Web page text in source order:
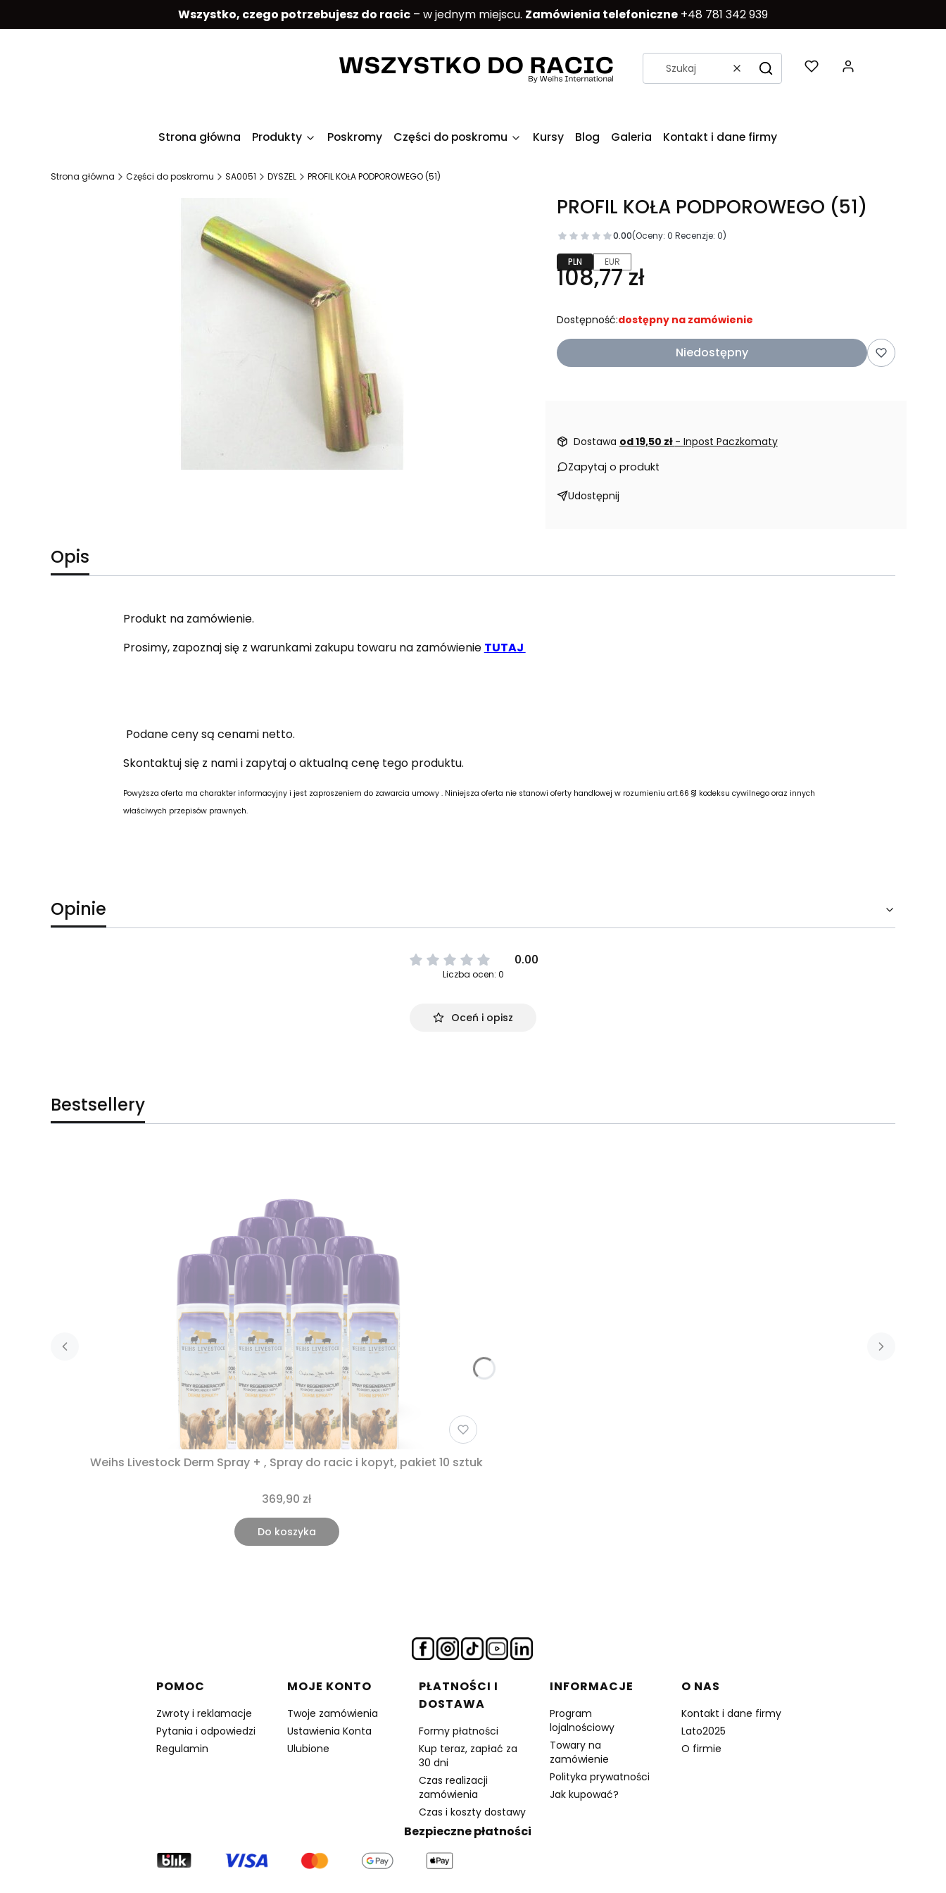
Wszystko, czego potrzebujesz do racic – w jednym miejscu. Zamówienia telefoniczne +48 781 342 939
WyczyśćSzukaj
Strona główna Produkty Poskromy Części do poskromu Kursy Blog Galeria Kontakt i dane firmy
Strona główna Części do poskromu SA0051 DYSZEL PROFIL KOŁA PODPOROWEGO (51)
PROFIL KOŁA PODPOROWEGO (51)
0.00(Oceny: 0 Recenzje: 0)
PLN EUR
108,77 zł
Dostępność:dostępny na zamówienie
Niedostępny
Dostawa od 19,50 zł - Inpost Paczkomaty
Zapytaj o produkt
Udostępnij
Opis
Produkt na zamówienie.
Prosimy, zapoznaj się z warunkami zakupu towaru na zamówienie TUTAJ
Podane ceny są cenami netto.
Skontaktuj się z nami i zapytaj o aktualną cenę tego produktu.
Powyższa oferta ma charakter informacyjny i jest zaproszeniem do zawarcia umowy . Niniejsza oferta nie stanowi oferty handlowej w rozumieniu art.66 §1 kodeksu cywilnego oraz innych
właściwych przepisów prawnych.
Opinie
0.00
Liczba ocen: 0
Oceń i opisz
Bestsellery
Weihs Livestock Derm Spray + , Spray do racic i kopyt, pakiet 10 sztuk
369,90 zł
Do koszyka
Linki w stopce
POMOC
Zwroty i reklamacje
Pytania i odpowiedzi
Regulamin
MOJE KONTO
Twoje zamówienia
Ustawienia Konta
Ulubione
PŁATNOŚCI I
DOSTAWA
Formy płatności
Kup teraz, zapłać za
30 dni
Czas realizacji
zamówienia
Czas i koszty dostawy
INFORMACJE
Program
lojalnościowy
Towary na
zamówienie
Polityka prywatności
Jak kupować?
O NAS
Kontakt i dane firmy
Lato2025
O firmie
Bezpieczne płatności